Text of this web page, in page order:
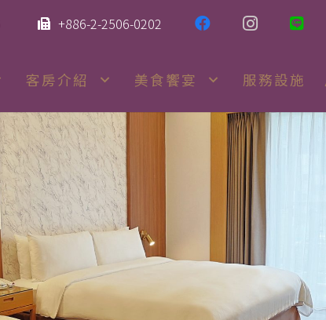
+886-2-2506-0202
客房介紹 美食饗宴 服務設施